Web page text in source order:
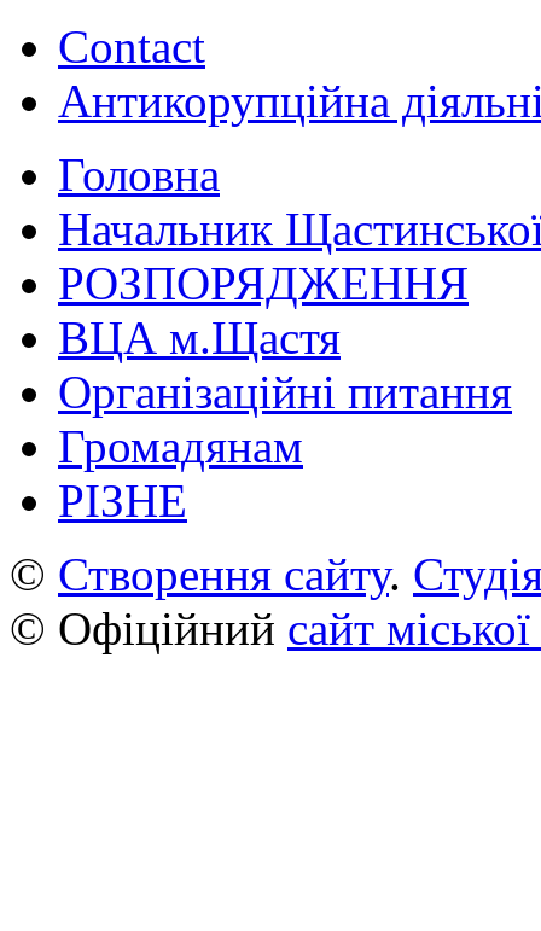
Contact
Антикорупційна
Головна
Начальник
РОЗПОРЯДЖЕННЯ
ВЦА м.Щастя
Організаційні питання
Громадянам
РІЗНЕ
© Створення сайту.
© Офіційний сайт